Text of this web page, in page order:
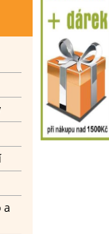
a